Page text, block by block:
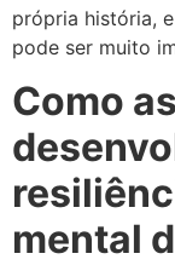
própria história,
pode ser muito
Como
mental